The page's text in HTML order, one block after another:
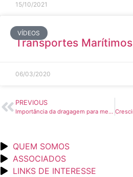
15/10/2021
VÍDEOS
Transportes Marítimos
06/03/2020
PREVIOUS
Importância da dragagem para melhorar ganhos operacionais dos portos é tema do primeiro painel do Sul Export
QUEM SOMOS
ASSOCIADOS
LINKS DE INTERESSE